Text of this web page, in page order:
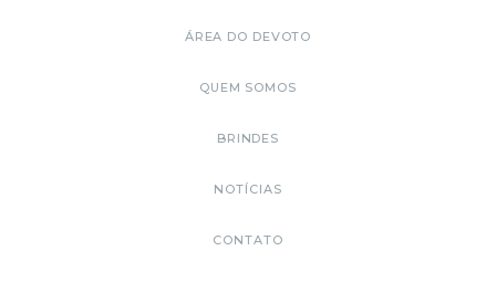
ÁREA DO DEVOTO
QUEM SOMOS
BRINDES
NOTÍCIAS
CONTATO